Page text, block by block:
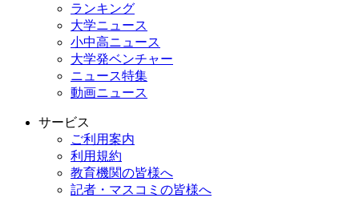
ランキング
大学ニュース
小中高ニュース
大学発ベンチャー
ニュース特集
動画ニュース
サービス
ご利用案内
利用規約
教育機関の皆様へ
記者・マスコミの皆様へ